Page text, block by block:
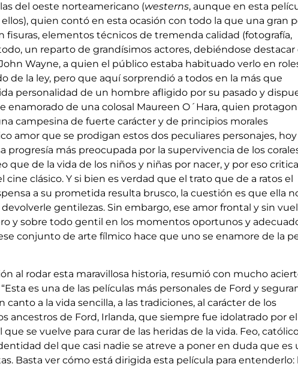
del oeste norteamericano (westerns, aunque en esta
quien contó en esta ocasión con todo la que una gran
fisuras, elementos técnicos de tremenda calidad (fotografía,
un reparto de grandísimos actores, debiéndose destacar
Wayne, a quien el público estaba habituado verlo en
de la ley, pero que aquí sorprendió a todos en la más que
personalidad de un hombre afligido por su pasado y
enamorado de una colosal Maureen O´Hara, quien
campesina de fuerte carácter y de principios morales
amor que se prodigan estos dos peculiares personajes,
progresía más preocupada por la supervivencia de los
que de la vida de los niños y niñas por nacer, y por eso
clásico. Y si bien es verdad que el trato que de a ratos el
a su prometida resulta brusco, la cuestión es que ella
gentilezas. Sin embargo, ese amor frontal y sin
y sobre todo gentil en los momentos oportunos y
conjunto de arte fílmico hace que uno se enamore de la
al rodar esta maravillosa historia, resumió con mucho
es una de las películas más personales de Ford y
canto a la vida sencilla, a las tradiciones, al carácter de los
ancestros de Ford, Irlanda, que siempre fue idolatrado por el
se vuelve para curar de las heridas de la vida. Feo,
del que casi nadie se atreve a poner en duda que es
Basta ver cómo está dirigida esta película para entenderlo: